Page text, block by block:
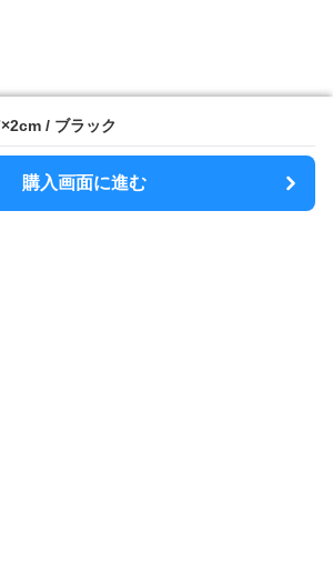
/ ブラック
購入画面に進む
/ ブラック
購入画面に進む